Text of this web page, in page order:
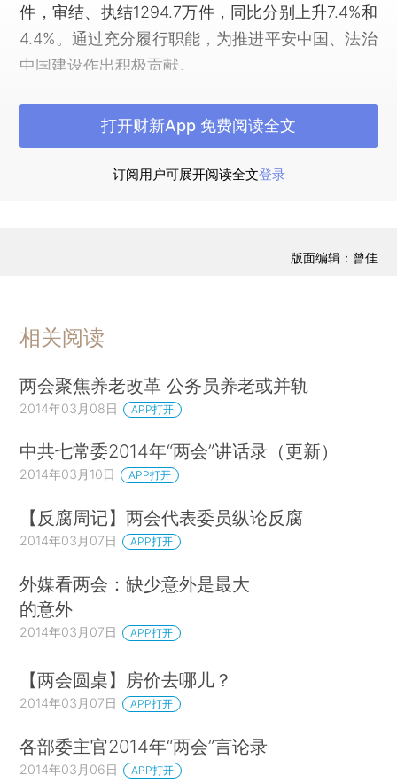
件，审结、执结1294.7万件，同比分别上升7.4%和
4.4%。通过充分履行职能，为推进平安中国、法治
中国建设作出积极贡献。
一、依法惩治犯罪、保障人权、化解矛盾，维护
社会和谐稳定
依法惩治危害国家安全和社会稳定的犯罪。各级
国家安全和公共安全犯罪，严惩严重危害人民群众
案件25万件，判处罪犯32.5万人。
最高人民法院会同有关部门发布指导意见，依法
惩治性侵儿童犯罪和危害校园安全犯罪，加强对未
夺等刑事案件司法解释，各级法院审结侵犯财产犯
罪案件30.3万件，判处罪犯39.8万人。发布关于办
理寻衅滋事、编造传播虚假恐怖信息等刑事案件司
法解释，指导地方法院正确审理相关案件，依法惩
实施诽谤等刑事案件的司法解释，统一法律适用，
打击利用网络造谣传谣的犯罪行为，维护良好的网
络环境。依法惩治扰乱医疗秩序的违法犯罪行为，
驾"的认定标准，各级法院审结危险驾驶犯罪案件9
万件，判处罪犯9.9万人。最高人民法院认真做好
死刑复核工作，严把案件事实关、证据关、法律
订阅用户可展开阅读全文登录
打开财新App 免费阅读全文
版面编辑：曾佳
相关阅读
两会聚焦养老改革 公务员养老或并轨
2014年03月08日 APP打开
中共七常委2014年“两会”讲话录（更新）
2014年03月10日 APP打开
【反腐周记】两会代表委员纵论反腐
2014年03月07日 APP打开
外媒看两会：缺少意外是最大
的意外
2014年03月07日 APP打开
【两会圆桌】房价去哪儿？
2014年03月07日 APP打开
各部委主官2014年“两会”言论录
2014年03月06日 APP打开